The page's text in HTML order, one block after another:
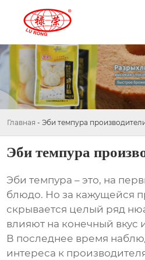
Главная - Эби темпура
Эби темпура
Эби темпура – это, на
блюдо. Но за кажущейся
скрывается целый ряд
влияют на конечный вкус
В последнее время
интереса к